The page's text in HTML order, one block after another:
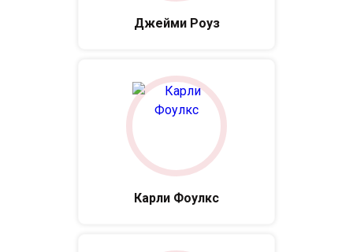
Джейми Роуз
Карли Фоулкс